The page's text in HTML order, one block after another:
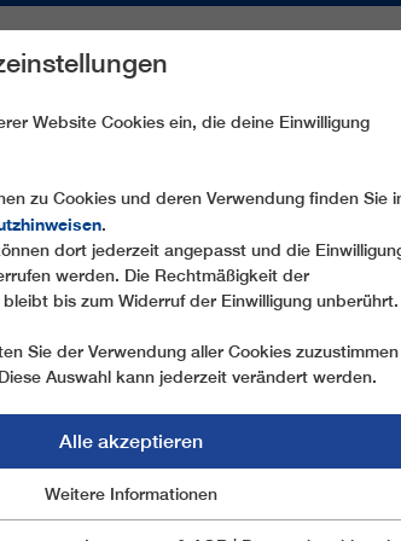
SERVICE
Website Cookies ein, die deine Einwilligung
zu Cookies und deren Verwendung finden Sie
.
dort jederzeit angepasst und die
werden. Die Rechtmäßigkeit der
bis zum Widerruf der Einwilligung unberührt.
Sie der Verwendung aller Cookies zuzustimmen
Auswahl kann jederzeit verändert werden.
Alle akzeptieren
Marketing
Weitere Informationen